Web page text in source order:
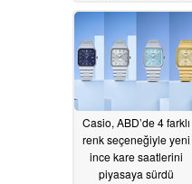
06/22/2026
Casio, ABD’de 4 farklı
renk seçeneğiyle yeni
ince kare saatlerini
piyasaya sürdü